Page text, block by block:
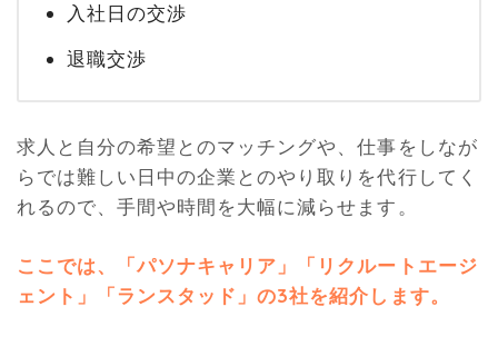
入社日の交渉
退職交渉
求人と自分の希望とのマッチングや、仕事をしなが
らでは難しい日中の企業とのやり取りを代行してく
れるので、手間や時間を大幅に減らせます。
ここでは、「パソナキャリア」「リクルートエージ
ェント」「ランスタッド」の3社を紹介します。